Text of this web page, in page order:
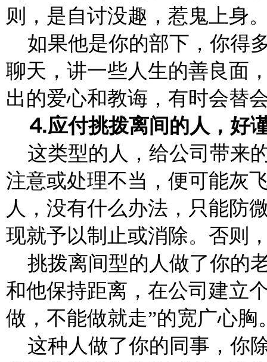
则，是自讨没趣，惹鬼上身
如果他是你的部下，你得
聊天，讲一些人生的善良面
出的爱心和教诲，有时会替
⒋应付挑拨离间的人，好
这类型的人，给公司带来
注意或处理不当，便可能灰
人，没有什么办法，只能防
现就予以制止或消除。否则
挑拨离间型的人做了你的
和他保持距离，在公司建立
做，不能做就走”的宽广心胸
这种人做了你的同事，你